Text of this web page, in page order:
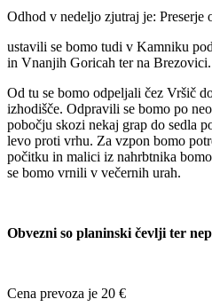
Odhod v nedeljo zjutraj je: Preserje
ustavili se bomo tudi v Kamniku
in Vnanjih Goricah ter na Brezovici.
Od tu se bomo odpeljali čez Vršič
izhodišče. Odpravili se bomo po
pobočju skozi nekaj grap do sedla
levo proti vrhu. Za vzpon bomo
počitku in malici iz nahrbtnika
se bomo vrnili v večernih urah.
Obvezni so planinski čevlji ter
Cena prevoza je 20 €